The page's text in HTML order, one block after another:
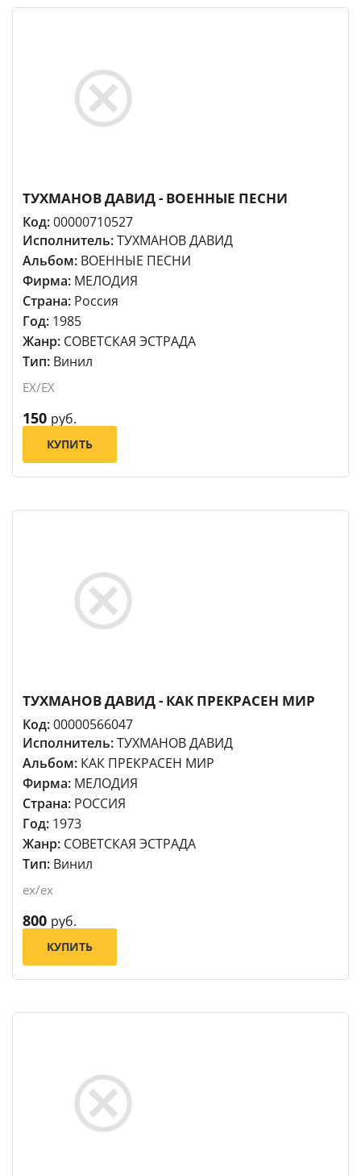
ТУХМАНОВ ДАВИД - ВОЕННЫЕ ПЕСНИ
Код:00000710527
Исполнитель:ТУХМАНОВ ДАВИД
Альбом: ВОЕННЫЕ ПЕСНИ
Фирма: МЕЛОДИЯ
Страна: Россия
Год: 1985
Жанр: СОВЕТСКАЯ ЭСТРАДА
Тип: Винил
EX/EX
150 руб.
КУПИТЬ
ТУХМАНОВ ДАВИД - КАК ПРЕКРАСЕН МИР
Код:00000566047
Исполнитель:ТУХМАНОВ ДАВИД
Альбом: КАК ПРЕКРАСЕН МИР
Фирма: МЕЛОДИЯ
Страна: РОССИЯ
Год: 1973
Жанр: СОВЕТСКАЯ ЭСТРАДА
Тип: Винил
ex/ex
800 руб.
КУПИТЬ